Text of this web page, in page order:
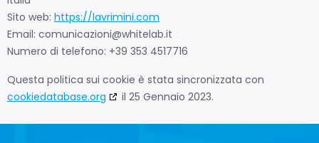
Sito web: https://lavrimini.com
Email: comunicazioni@whitelab.it
Numero di telefono: +39 353 4517716
Questa politica sui cookie è stata sincronizzata con
cookiedatabase.org
il 25 Gennaio 2023.